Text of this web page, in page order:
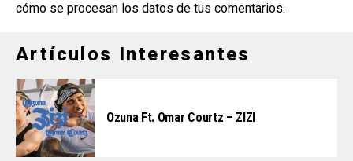
cómo se procesan los datos de tus comentarios.
Artículos Interesantes
Ozuna Ft. Omar Courtz – ZIZI